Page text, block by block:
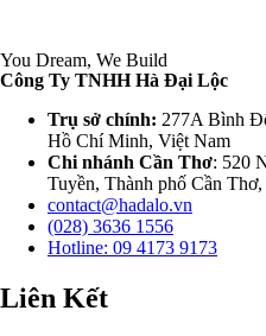
You Dream, We Build
Công Ty TNHH Hà Đại Lộc
Trụ sở chính: 277A Bình
Hồ Chí Minh, Việt Nam
Chi nhánh Cần Thơ: 520
Tuyền, Thành phố Cần
contact@hadalo.vn
(028) 3636 1556
Hotline: 09 4173 9173
Liên Kết